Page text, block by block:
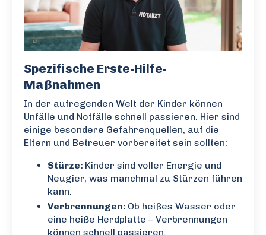
Spezifische Erste-Hilfe-
Maßnahmen
In der aufregenden Welt der Kinder können
Unfälle und Notfälle schnell passieren. Hier sind
einige besondere Gefahrenquellen, auf die
Eltern und Betreuer vorbereitet sein sollten:
Stürze: Kinder sind voller Energie und
Neugier, was manchmal zu Stürzen führen
kann.
Verbrennungen: Ob heißes Wasser oder
eine heiße Herdplatte – Verbrennungen
können schnell passieren.